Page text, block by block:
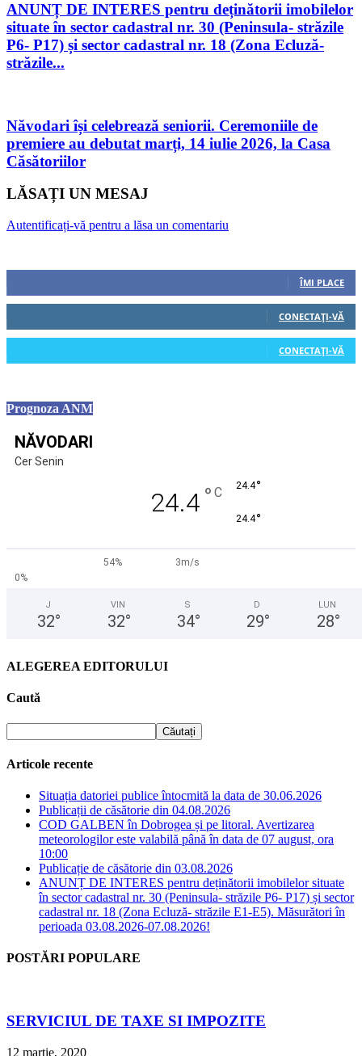
ANUNȚ DE INTERES pentru deținătorii imobilelor
situate în sector cadastral nr. 30 (Peninsula- străzile
P6- P17) și sector cadastral nr. 18 (Zona Ecluză-
străzile...
Năvodari își celebrează seniorii. Ceremoniile de
premiere au debutat marți, 14 iulie 2026, la Casa
Căsătoriilor
LĂSAȚI UN MESAJ
Autentificați-vă pentru a lăsa un comentariu
ÎMI PLACE
CONECTAȚI-VĂ
CONECTAȚI-VĂ
Prognoza ANM
NĂVODARI
Cer Senin
24.4 ° C 24.4°
24.4°
54%
3m/s
0%
J
32°
VIN
32°
S
34°
D
29°
LUN
28°
ALEGEREA EDITORULUI
Caută
Articole recente
Situația datoriei publice întocmită la data de 30.06.2026
Publicații de căsătorie din 04.08.2026
COD GALBEN în Dobrogea și pe litoral. Avertizarea
meteorologilor este valabilă până în data de 07 august, ora
10:00
Publicație de căsătorie din 03.08.2026
ANUNȚ DE INTERES pentru deținătorii imobilelor situate
în sector cadastral nr. 30 (Peninsula- străzile P6- P17) și sector
cadastral nr. 18 (Zona Ecluză- străzile E1-E5). Măsurători în
perioada 03.08.2026-07.08.2026!
POSTĂRI POPULARE
SERVICIUL DE TAXE SI IMPOZITE
12 martie, 2020